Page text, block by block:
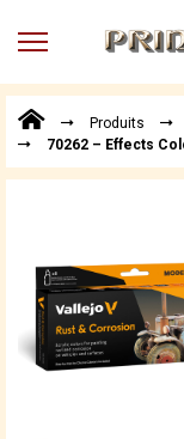
MENU
Points
de
Vente
Techniques,
trucs et
astuces
Produits
70262 – Effects